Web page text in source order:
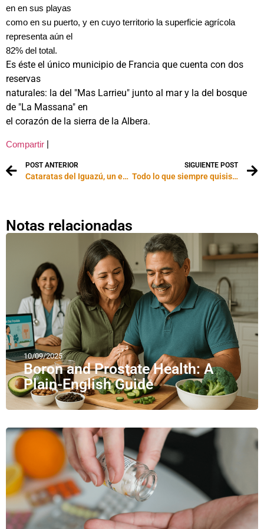
en en sus playas
como en su puerto, y en cuyo territorio la superficie agrícola
representa aún el
82% del total.
Es éste el único municipio de Francia que cuenta con dos
reservas
naturales: la del "Mas Larrieu" junto al mar y la del bosque
de "La Massana" en
el corazón de la sierra de la Albera.
Compartir |
POST ANTERIOR
Cataratas del Iguazú, un espectáculo sin igual
SIGUIENTE POST
Todo lo que siempre quisiste saber sobre los cruceros (y no tenías a quién preguntar)
Notas relacionadas
10/09/2025
Boron and Prostate Health: A
Plain-English Guide